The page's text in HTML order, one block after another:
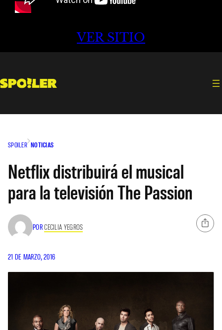
VER SITIO
SPOILER NOTICIAS
Netflix distribuirá el musical
para la televisión The Passion
PORCECILIA YEGROS
21 DE MARZO, 2016